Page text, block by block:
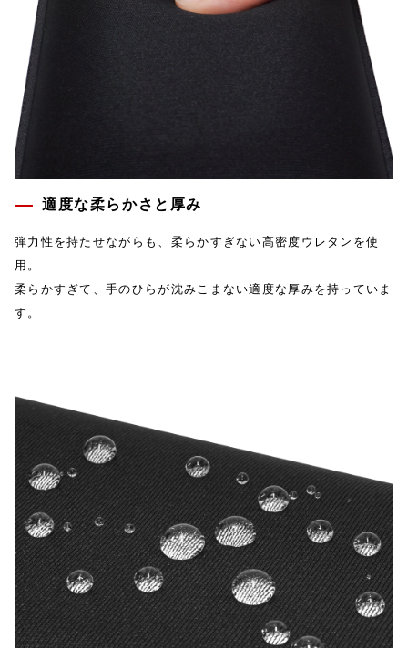
適度な柔らかさと厚み
弾力性を持たせながらも、柔らかすぎない高密度ウレタンを使
用。
柔らかすぎて、手のひらが沈みこまない適度な厚みを持っていま
す。